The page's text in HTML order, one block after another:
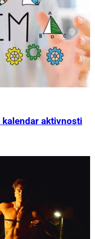
kalendar aktivnosti